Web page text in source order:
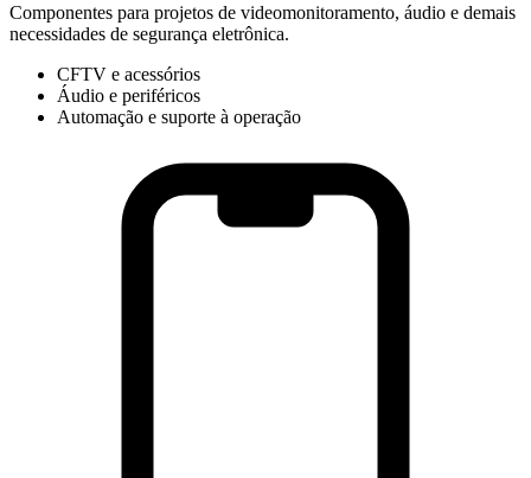
Componentes para projetos de videomonitoramento, áudio e demais
necessidades de segurança eletrônica.
CFTV e acessórios
Áudio e periféricos
Automação e suporte à operação